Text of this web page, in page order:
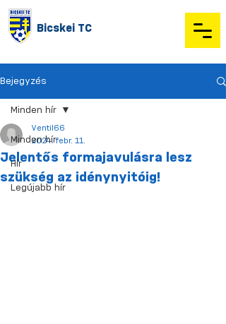
Bicskei TC
Bejegyzés
Minden hír
Hír
Legújabb hír
Minden hír
Jelentős formajavulásra lesz
szükség az idénynyitóig!
Ventil66
2024. febr. 11.